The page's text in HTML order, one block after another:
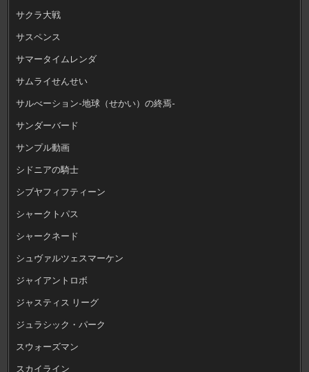
サクラ大戦
サスペンス
サマータイムレンダ
サムライせんせい
サルべーション-地球（せかい）の終焉-
サンダーバード
サンプル動画
シドニアの騎士
シブヤフィフティーン
シャークトパス
シャークネード
シュヴァルツェスマーケン
ジャイアントロボ
ジャスティス リーグ
ジュラシック・パーク
スウォーズマン
スカイライン